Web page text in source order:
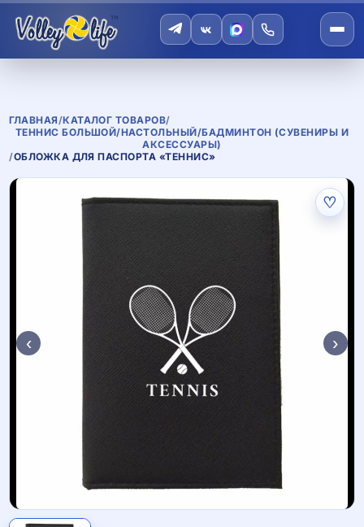
ГЛАВНАЯ/КАТАЛОГ ТОВАРОВ/
ТЕННИС БОЛЬШОЙ/НАСТОЛЬНЫЙ/БАДМИНТОН (СУВЕНИРЫ И
АКСЕССУАРЫ)
/ОБЛОЖКА ДЛЯ ПАСПОРТА «ТЕННИС»
♡
‹ ›